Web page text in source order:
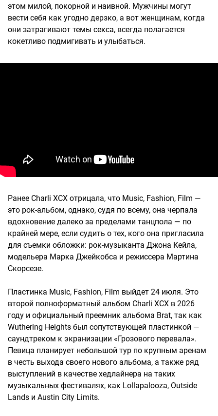
этом милой, покорной и наивной. Мужчины могут
вести себя как угодно дерзко, а вот женщинам, когда
они затрагивают темы секса, всегда полагается
кокетливо подмигивать и улыбаться.
Ранее Charli XCX отрицала, что Music, Fashion, Film —
это рок-альбом, однако, судя по всему, она черпала
вдохновение далеко за пределами танцпола — по
крайней мере, если судить о тех, кого она пригласила
для съемки обложки: рок-музыканта Джона Кейла,
модельера Марка Джейкобса и режиссера Мартина
Скорсезе.
Пластинка Music, Fashion, Film выйдет 24 июля. Это
второй полноформатный альбом Charli XCX в 2026
году и официальный преемник альбома Brat, так как
Wuthering Heights был сопутствующей пластинкой —
саундтреком к экранизации «Грозового перевала».
Певица планирует небольшой тур по крупным аренам
в честь выхода своего нового альбома, а также ряд
выступлений в качестве хедлайнера на таких
музыкальных фестивалях, как Lollapalooza, Outside
Lands и Austin City Limits.